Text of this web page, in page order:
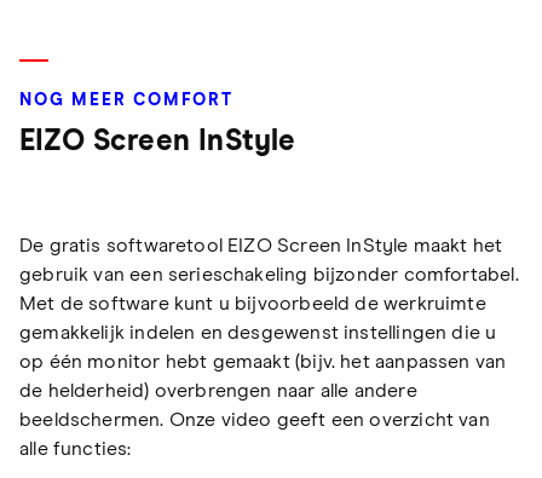
NOG MEER COMFORT
EIZO Screen InStyle
De gratis softwaretool EIZO Screen InStyle maakt het
gebruik van een serieschakeling bijzonder comfortabel.
Met de software kunt u bijvoorbeeld de werkruimte
gemakkelijk indelen en desgewenst instellingen die u
op één monitor hebt gemaakt (bijv. het aanpassen van
de helderheid) overbrengen naar alle andere
beeldschermen. Onze video geeft een overzicht van
alle functies: